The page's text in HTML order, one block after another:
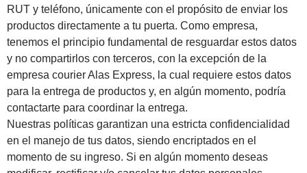
RUT y teléfono, únicamente con el propósito de enviar los
productos directamente a tu puerta. Como empresa,
tenemos el principio fundamental de resguardar estos datos
y no compartirlos con terceros, con la excepción de la
empresa courier Alas Express, la cual requiere estos datos
para la entrega de productos y, en algún momento, podría
contactarte para coordinar la entrega.
Nuestras políticas garantizan una estricta confidencialidad
en el manejo de tus datos, siendo encriptados en el
momento de su ingreso. Si en algún momento deseas